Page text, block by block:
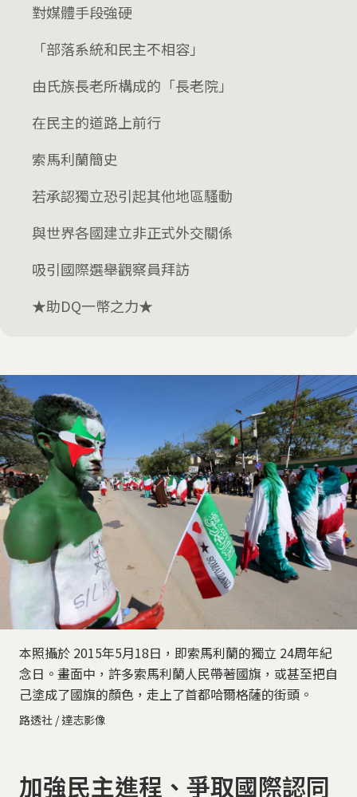
對媒體手段強硬
「部落系統和民主不相容」
由氏族長老所構成的「長老院」
在民主的道路上前行
索馬利蘭簡史
若承認獨立恐引起其他地區騷動
與世界各國建立非正式外交關係
吸引國際選舉觀察員拜訪
★助DQ一幣之力★
本照攝於 2015年5月18日，即索馬利蘭的獨立 24周年紀
念日。畫面中，許多索馬利蘭人民帶著國旗，或甚至把自
己塗成了國旗的顏色，走上了首都哈爾格薩的街頭。
路透社 / 達志影像
加強民主進程、爭取國際認同